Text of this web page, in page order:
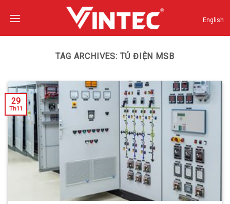
English
TAG ARCHIVES: TỦ ĐIỆN MSB
29
Th11